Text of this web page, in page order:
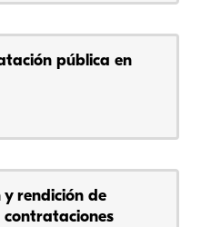
pública en
y rendición de